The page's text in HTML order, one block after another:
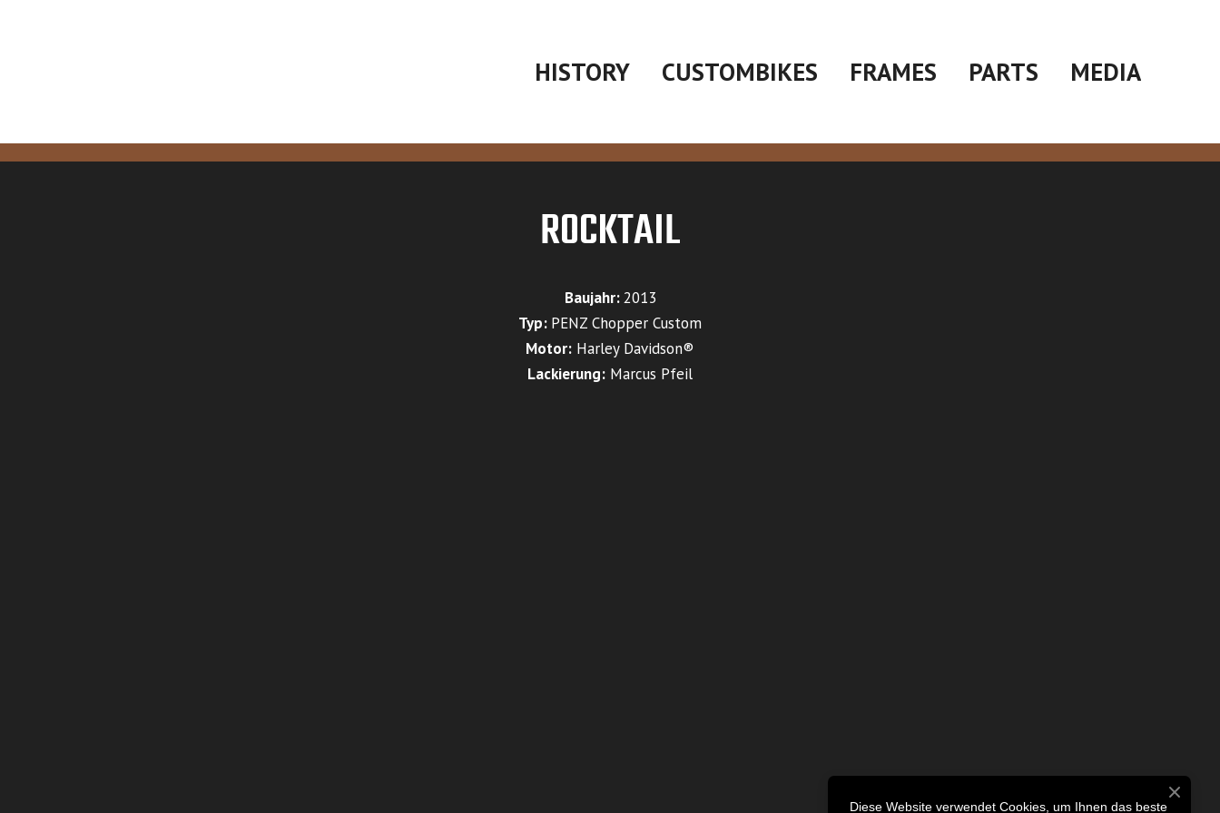
HISTORY CUSTOMBIKES FRAMES PARTS MEDIA
ROCKTAIL
Baujahr:2013
Typ: PENZ Chopper Custom
Motor: Harley Davidson®
Lackierung: Marcus Pfeil
Diese Website verwendet Cookies, um Ihnen das beste